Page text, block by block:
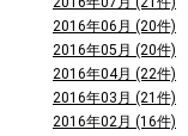
2016年06月 (20件)
2016年05月 (20件)
2016年04月 (22件)
2016年03月 (21件)
2016年02月 (16件)